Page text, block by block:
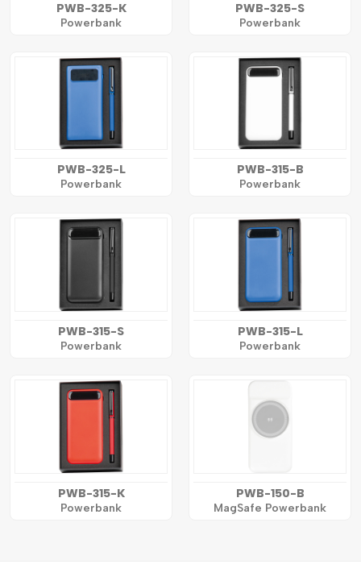
PWB-325-K
Powerbank
PWB-325-S
Powerbank
PWB-325-L
Powerbank
PWB-315-B
Powerbank
PWB-315-S
Powerbank
PWB-315-L
Powerbank
PWB-315-K
Powerbank
PWB-150-B
MagSafe Powerbank